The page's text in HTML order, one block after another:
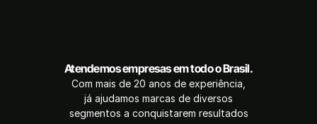
Atendemos empresas em todo o Brasil.
Com mais de 20 anos de experiência,
já ajudamos marcas de diversos
segmentos a conquistarem resultados